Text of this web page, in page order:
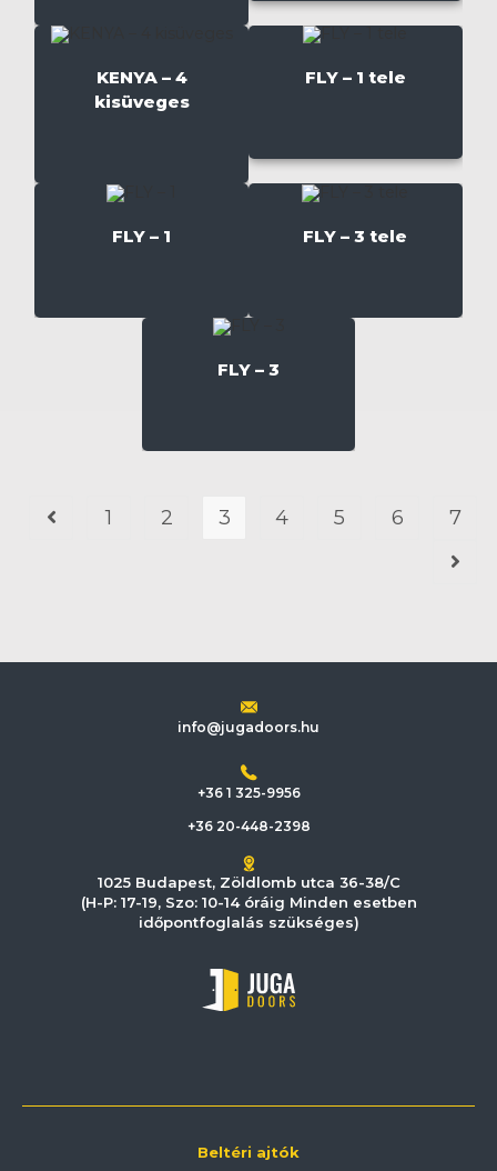
KENYA – 4
kisüveges
FLY – 1 tele
FLY – 1 FLY – 3 tele
FLY – 3
1 2 3 4 5 6 7
info@jugadoors.hu
+36 1 325-9956
+36 20-448-2398
1025 Budapest, Zöldlomb utca 36-38/C
(H-P: 17-19, Szo: 10-14 óráig Minden esetben
időpontfoglalás szükséges)
Beltéri ajtók